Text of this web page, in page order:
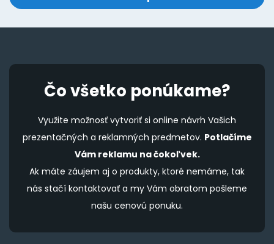
page
Čo všetko ponúkame?
Využite možnosť vytvoriť si online návrh Vašich
prezentačných a reklamných predmetov. Potlačíme
Vám reklamu na čokoľvek.
Ak máte záujem aj o produkty, ktoré nemáme, tak
nás stačí kontaktovať a my Vám obratom pošleme
našu cenovú ponuku.